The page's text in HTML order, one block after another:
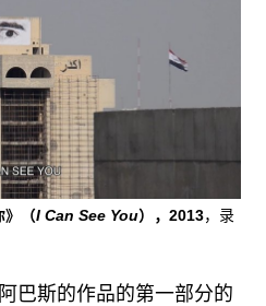
》（I Can See You），2013，录
巴斯的作品的第一部分的